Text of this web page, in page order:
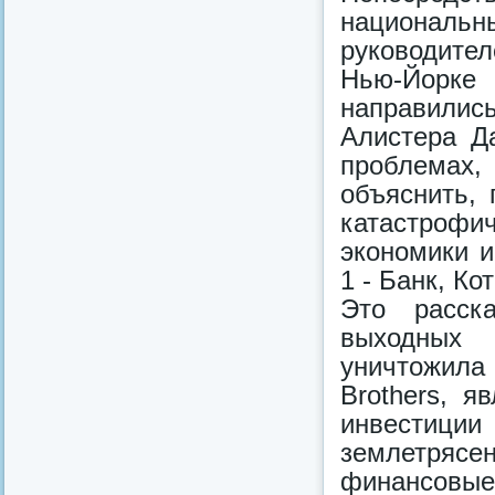
Нью-
Алистера
объяснить,
экономики
1 - Банк,
Это
выходных
Brothers,